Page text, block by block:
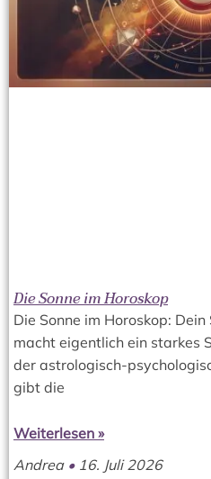
Die Sonne im Horoskop
Die Sonne im Horoskop:
macht eigentlich ein starkes
der astrologisch-
gibt die
Weiterlesen »
Andrea 16. Juli 2026
e
e